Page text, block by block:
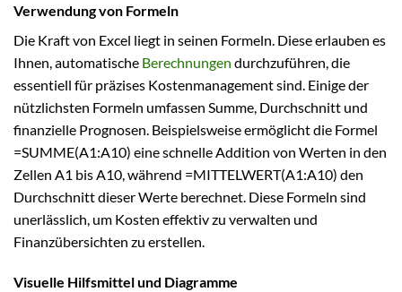
Verwendung von Formeln
Die Kraft von Excel liegt in seinen Formeln. Diese erlauben es
Ihnen, automatische Berechnungen durchzuführen, die
essentiell für präzises Kostenmanagement sind. Einige der
nützlichsten Formeln umfassen Summe, Durchschnitt und
finanzielle Prognosen. Beispielsweise ermöglicht die Formel
=SUMME(A1:A10) eine schnelle Addition von Werten in den
Zellen A1 bis A10, während =MITTELWERT(A1:A10) den
Durchschnitt dieser Werte berechnet. Diese Formeln sind
unerlässlich, um Kosten effektiv zu verwalten und
Finanzübersichten zu erstellen.
Visuelle Hilfsmittel und Diagramme